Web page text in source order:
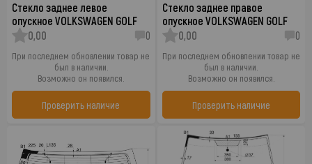
Стекло заднее левое
опускное VOLKSWAGEN GOLF
0,00
0
При последнем обновлении товар не
был в наличии.
Возможно он появился.
Проверить наличие
Стекло заднее правое
опускное VOLKSWAGEN GOLF
0,00
0
При последнем обновлении товар не
был в наличии.
Возможно он появился.
Проверить наличие